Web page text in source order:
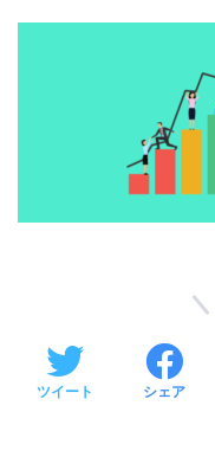
ツイート シェア